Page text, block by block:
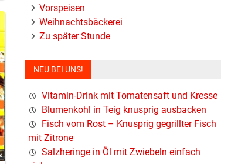
Vorspeisen
Weihnachtsbäckerei
Zu später Stunde
NEU BEI UNS!
Vitamin-Drink mit Tomatensaft und Kresse
Blumenkohl in Teig knusprig ausbacken
Fisch vom Rost – Knusprig gegrillter Fisch
mit Zitrone
Salzheringe in Öl mit Zwiebeln einfach